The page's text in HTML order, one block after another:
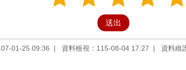
01-25 09:36 資料檢視：115-08-04 17:27 資料維